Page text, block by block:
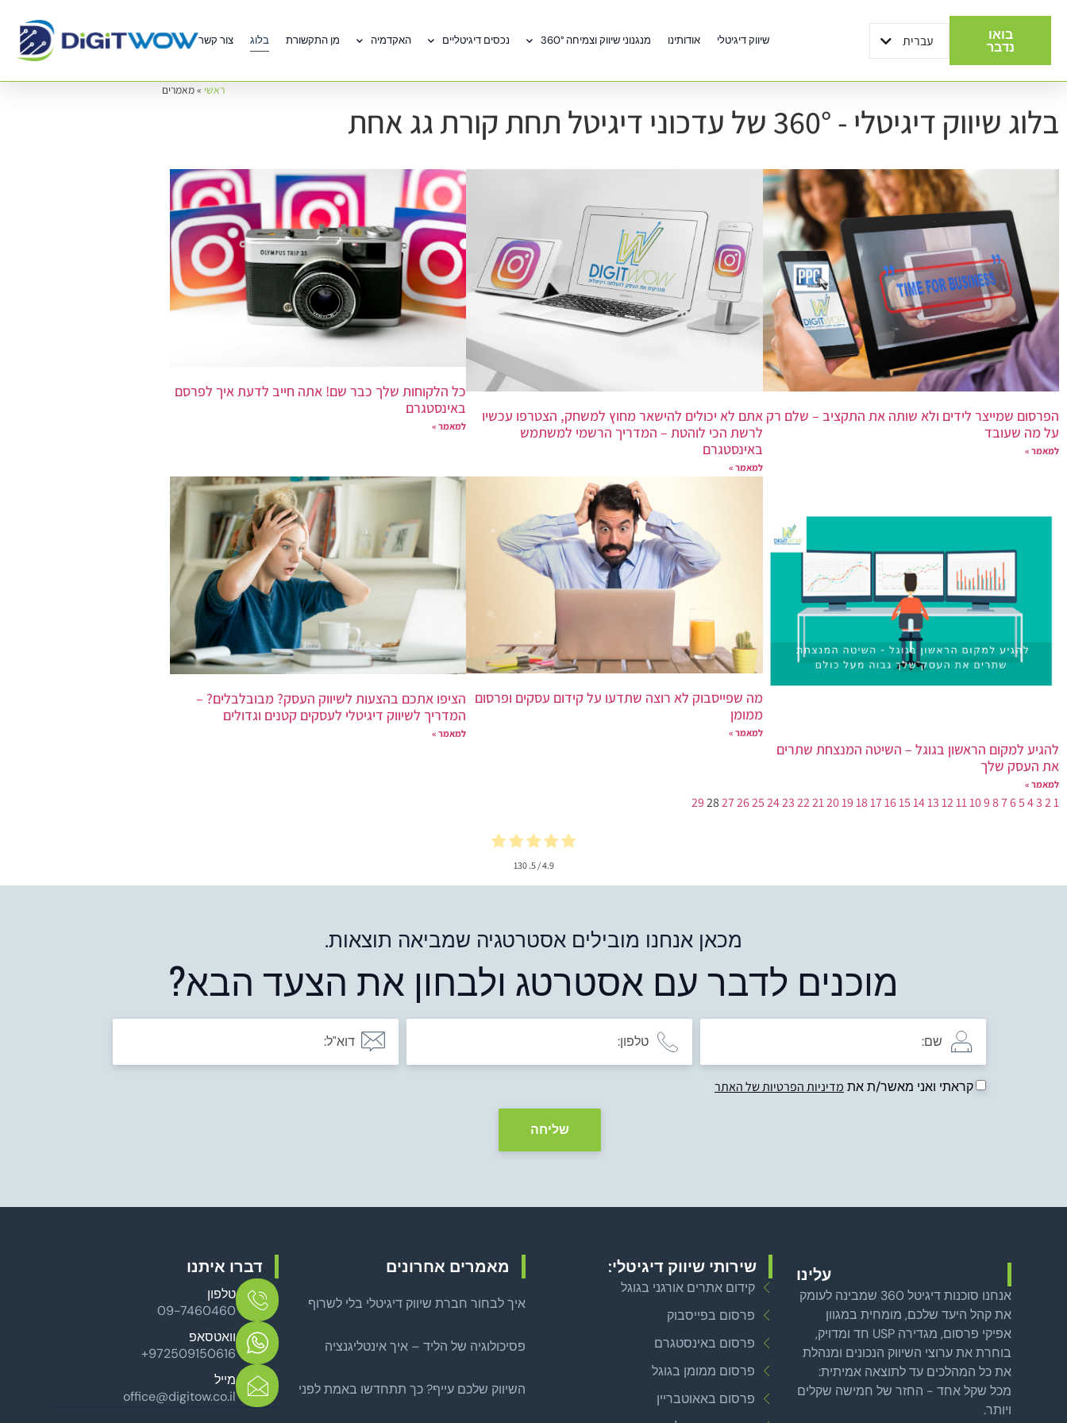
שיווק דיגיטלי אודותינו מנגנוני שיווק וצמיחה 360° נכסים דיגיטליים האקדמיה מן התקשורת בלוג צור קשר עברית
English
בואו
נדבר
ראשי »מאמרים
בלוג שיווק דיגיטלי - 360° של עדכוני דיגיטל תחת קורת גג אחת
הפרסום שמייצר לידים ולא שותה את התקציב – שלם רק
על מה שעובד
למאמר »
אתם לא יכולים להישאר מחוץ למשחק, הצטרפו עכשיו
לרשת הכי לוהטת – המדריך הרשמי למשתמש
באינסטגרם
למאמר »
כל הלקוחות שלך כבר שם! אתה חייב לדעת איך לפרסם
באינסטגרם
למאמר »
להגיע למקום הראשון בגוגל – השיטה המנצחת שתרים
את העסק שלך
למאמר »
מה שפייסבוק לא רוצה שתדעו על קידום עסקים ופרסום
ממומן
למאמר »
הציפו אתכם בהצעות לשיווק העסק? מבובלבלים? –
המדריך לשיווק דיגיטלי לעסקים קטנים וגדולים
למאמר »
1
2
3
4
5
6
7
8
9
10
11
12
13
14
15
16
17
18
19
20
21
22
23
24
25
26
27
28
29
4.9
/ 5.
130
מכאן אנחנו מובילים אסטרטגיה שמביאה תוצאות.
מוכנים לדבר עם אסטרטג ולבחון את הצעד הבא?
קראתי ואני מאשר/ת את מדיניות הפרטיות של האתר
שליחה
עלינו
אנחנו סוכנות דיגיטל 360 שמבינה לעומק
את קהל היעד שלכם, מומחית במגוון
אפיקי פרסום, מגדירה USP חד ומדויק,
בוחרת את ערוצי השיווק הנכונים ומנהלת
את כל המהלכים עד לתוצאה אמיתית:
מכל שקל אחד - החזר של חמישה שקלים
ויותר.
שירותי שיווק דיגיטלי:
קידום אתרים אורגני בגוגל
פרסום בפייסבוק
פרסום באינסטגרם
פרסום ממומן בגוגל
פרסום באאוטבריין
מאמרים אחרונים
איך לבחור חברת שיווק דיגיטלי בלי לשרוף
פסיכולוגיה של הליד – איך אינטליגנציה
השיווק שלכם עייף? כך תתחדשו באמת לפני
דברו איתנו
טלפון
09-7460460
וואטסאפ
+972509150616
מייל
office@digitow.co.il